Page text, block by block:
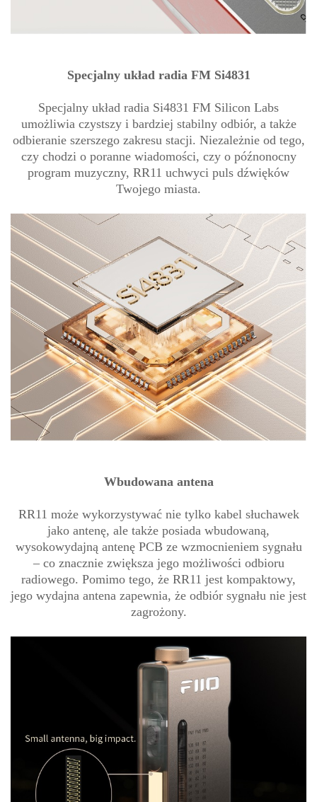
Specjalny układ radia FM Si4831
Specjalny układ radia Si4831 FM Silicon Labs
umożliwia czystszy i bardziej stabilny odbiór, a także
odbieranie szerszego zakresu stacji. Niezależnie od tego,
czy chodzi o poranne wiadomości, czy o późnonocny
program muzyczny, RR11 uchwyci puls dźwięków
Twojego miasta.
Wbudowana antena
RR11 może wykorzystywać nie tylko kabel słuchawek
jako antenę, ale także posiada wbudowaną,
wysokowydajną antenę PCB ze wzmocnieniem sygnału
– co znacznie zwiększa jego możliwości odbioru
radiowego. Pomimo tego, że RR11 jest kompaktowy,
jego wydajna antena zapewnia, że odbiór sygnału nie jest
zagrożony.